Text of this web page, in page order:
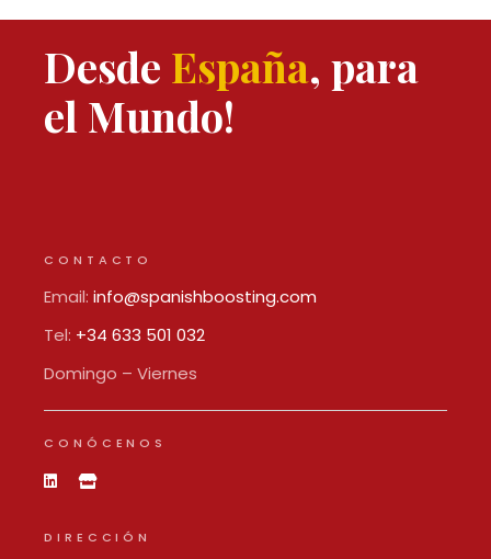
Desde España, para
el Mundo!
CONTACTO
Email:info@spanishboosting.com
Tel: +34 633 501 032
Domingo – Viernes
CONÓCENOS
DIRECCIÓN